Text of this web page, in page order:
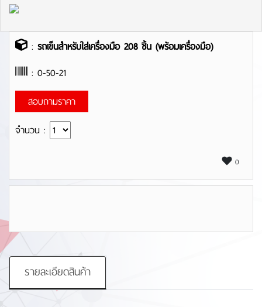
: รถเข็นสำหรับใส่เครื่องมือ 208 ชิ้น (พร้อมเครื่องมือ)
: 0-50-21
สอบถามราคา
จำนวน :
0
รายละเอียดสินค้า